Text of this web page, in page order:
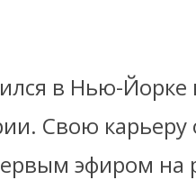
в Нью-Йорке
Свою карьеру
эфиром на